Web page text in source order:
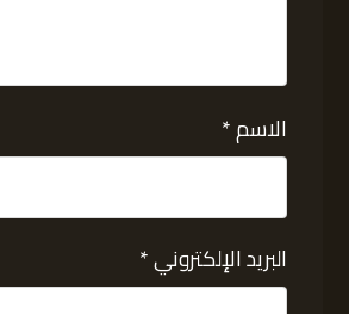
الاسم*
البريد الإلكتروني*